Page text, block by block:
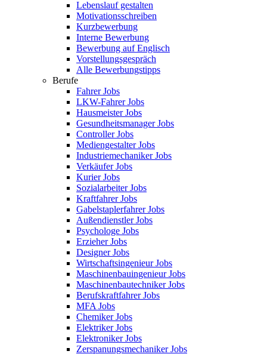
Lebenslauf gestalten
Motivationsschreiben
Kurzbewerbung
Interne Bewerbung
Bewerbung auf Englisch
Vorstellungsgespräch
Alle Bewerbungstipps
Berufe
Fahrer Jobs
LKW-Fahrer Jobs
Hausmeister Jobs
Gesundheitsmanager Jobs
Controller Jobs
Mediengestalter Jobs
Industriemechaniker Jobs
Verkäufer Jobs
Kurier Jobs
Sozialarbeiter Jobs
Kraftfahrer Jobs
Gabelstaplerfahrer Jobs
Außendienstler Jobs
Psychologe Jobs
Erzieher Jobs
Designer Jobs
Wirtschaftsingenieur Jobs
Maschinenbauingenieur Jobs
Maschinenbautechniker Jobs
Berufskraftfahrer Jobs
MFA Jobs
Chemiker Jobs
Elektriker Jobs
Elektroniker Jobs
Zerspanungsmechaniker Jobs